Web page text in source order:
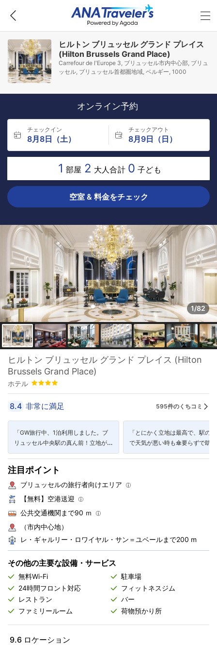
ヒルトン ブリュッセル グランド プレイス
(Hilton Brussels Grand Place)
Carrefour de l'Europe 3, ブリュッセル市内中心部, ブリュ
ッセル, ブリュッセル首都圏地域, ベルギー, 1000
オンライン予約
チェックイン
8月8日（土）
チェックアウト
8月9日（日）
1 部屋 2 大人合計 0 子ども
空室 & 料金をチェック
1/82
ヒルトン ブリュッセル グランド プレイス (Hilton
Brussels Grand Place)
ホテル
星評価 4つ星
8.4 非常に満足 595件のくちコミ
「GW旅行中、1泊利用しました。ブ
リュッセル中央駅の真ん前！立地がと
にかく良くて、スーパー、カルフール
「とにかく立地は最高で、駅の
で天気が悪い時も傘要らずで助
した。電車で出掛けるのも楽々
注目ポイント
ブリュッセルの旅行者向けエリア
【無料】空港送迎
公共交通機関まで90 ｍ
（市内中心地）
レ・ギャルリー・ロワイヤル・サン＝ユベールまで200 m
その他の主要な設備・サービス
無料Wi-Fi
駐車場
24時間フロント対応
フィットネスジム
レストラン
バー
ファミリールーム
荷物預かり所
9.6 ロケーション